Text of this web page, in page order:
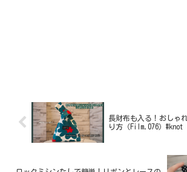
長財布も入る！おしゃ
り方（Film.076）#knot